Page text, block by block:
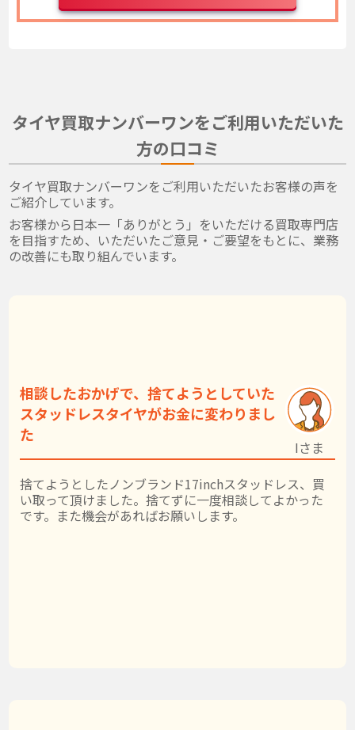
タイヤ買取ナンバーワンをご利用いただいた
方の口コミ
タイヤ買取ナンバーワンをご利用いただいたお客様の声を
ご紹介しています。
お客様から日本一「ありがとう」をいただける買取専門店
を目指すため、いただいたご意見・ご要望をもとに、業務
の改善にも取り組んでいます。
相談したおかげで、捨てようとしていた
スタッドレスタイヤがお金に変わりまし
た
捨てようとしたノンブランド17inchスタッドレス、買
い取って頂けました。捨てずに一度相談してよかった
です。また機会があればお願いします。
Iさま